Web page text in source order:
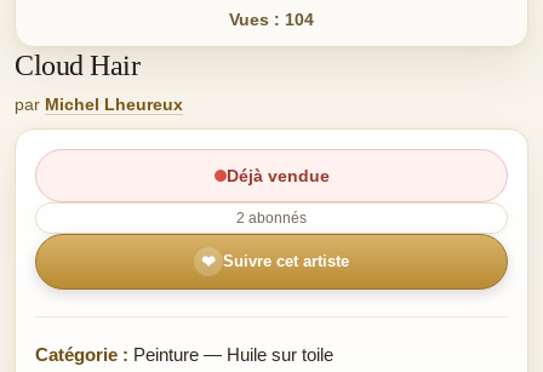
Vues : 104
Cloud Hair
par Michel Lheureux
Déjà vendue
2 abonnés
❤ Suivre cet artiste
Catégorie : Peinture — Huile sur toile